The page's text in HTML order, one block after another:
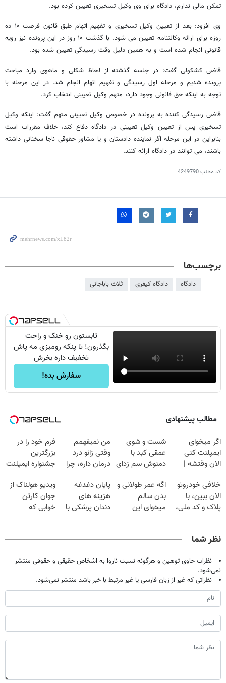
تمکن مالی ندارم، دادگاه برای وی وکیل تسخیری تعیین کرده بود.
وی افزود: بعد از تعیین وکیل تسخیری و تفهیم اتهام طبق قانون فرصت ۱۰ ده
روزه برای ارائه وکالتنامه تعیین می شود. با گذشت ۱۰ روز در این پرونده نیز رویه
قانونی انجام شده است و به همین دلیل وقت رسیدگی تعیین شده بود.
قاضی کشکولی گفت: در جلسه گذشته از لحاظ شکلی و ماهوی وارد مباحث
پرونده شدیم و مرحله اول رسیدگی و تفهیم اتهام انجام شد. در این مرحله با
توجه به اینکه حق قانونی وجود دارد، متهم وکیل تعیینی انتخاب کرد.
قاضی رسیدگی کننده به پرونده در خصوص وکیل تعیینی متهم گفت: اینکه وکیل
تسخیری پس از تعیین وکیل تعیینی در دادگاه دفاع کند، خلاف مقررات است
بنابراین در این مرحله اگر نماینده دادستان و یا مشاور حقوقی ناجا سخنانی داشته
باشند، می توانند در دادگاه ارائه کنند.
کد مطلب4249790
برچسب‌ها
دادگاه دادگاه کیفری ثلاث باباجانی
تابستون رو خنک و راحت
بگذرون! تا پنکه رومیزی مه پاش
تخفیف داره بخرش
سفارش بده!
مطالب پیشنهادی
اگر میخوای
ایمپلنت کنی
الان وقتشه |
میلیون تومان!!!
شست و شوی
عمقی کبد با
دمنوش سم زدای
من نمیفهمم
وقتی زانو درد
درمان داره، چرا
تحمل میکنی؟❗
فرم خود را در
بزرگترین
جشنواره ایمپلنت
فقط ۲۵ میلیون
خلافی خودروتو
الان ببین، با
پلاک و کد ملی،
اگه عمر طولانی و
بدن سالم
میخوای این
پایان دغدغه
هزینه های
دندان پزشکی با
ویدیو هولناک از
جوان کارتن
خوابی که
نظر شما
نظرات حاوی توهین و هرگونه نسبت ناروا به اشخاص حقیقی و حقوقی منتشر
نمی‌شود.
نظراتی که غیر از زبان فارسی یا غیر مرتبط با خبر باشد منتشر نمی‌شود.